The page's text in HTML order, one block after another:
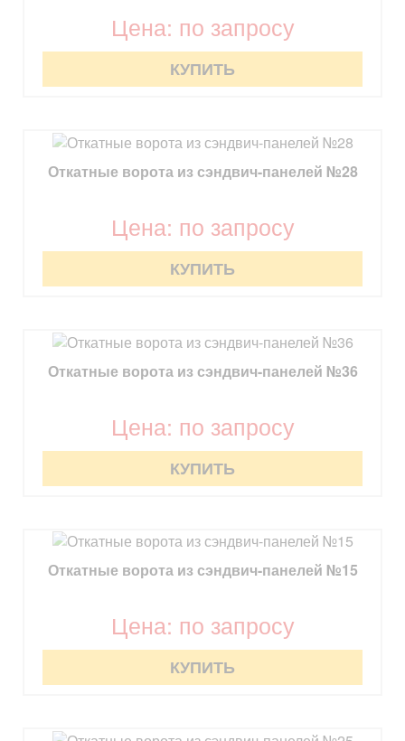
Цена: по запросу
КУПИТЬ
Откатные ворота из сэндвич-панелей №28
Цена: по запросу
КУПИТЬ
Откатные ворота из сэндвич-панелей №36
Цена: по запросу
КУПИТЬ
Откатные ворота из сэндвич-панелей №15
Цена: по запросу
КУПИТЬ